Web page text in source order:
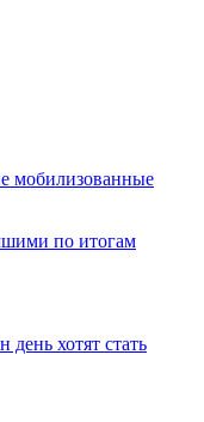
мобилизованные
по итогам
хотят стать